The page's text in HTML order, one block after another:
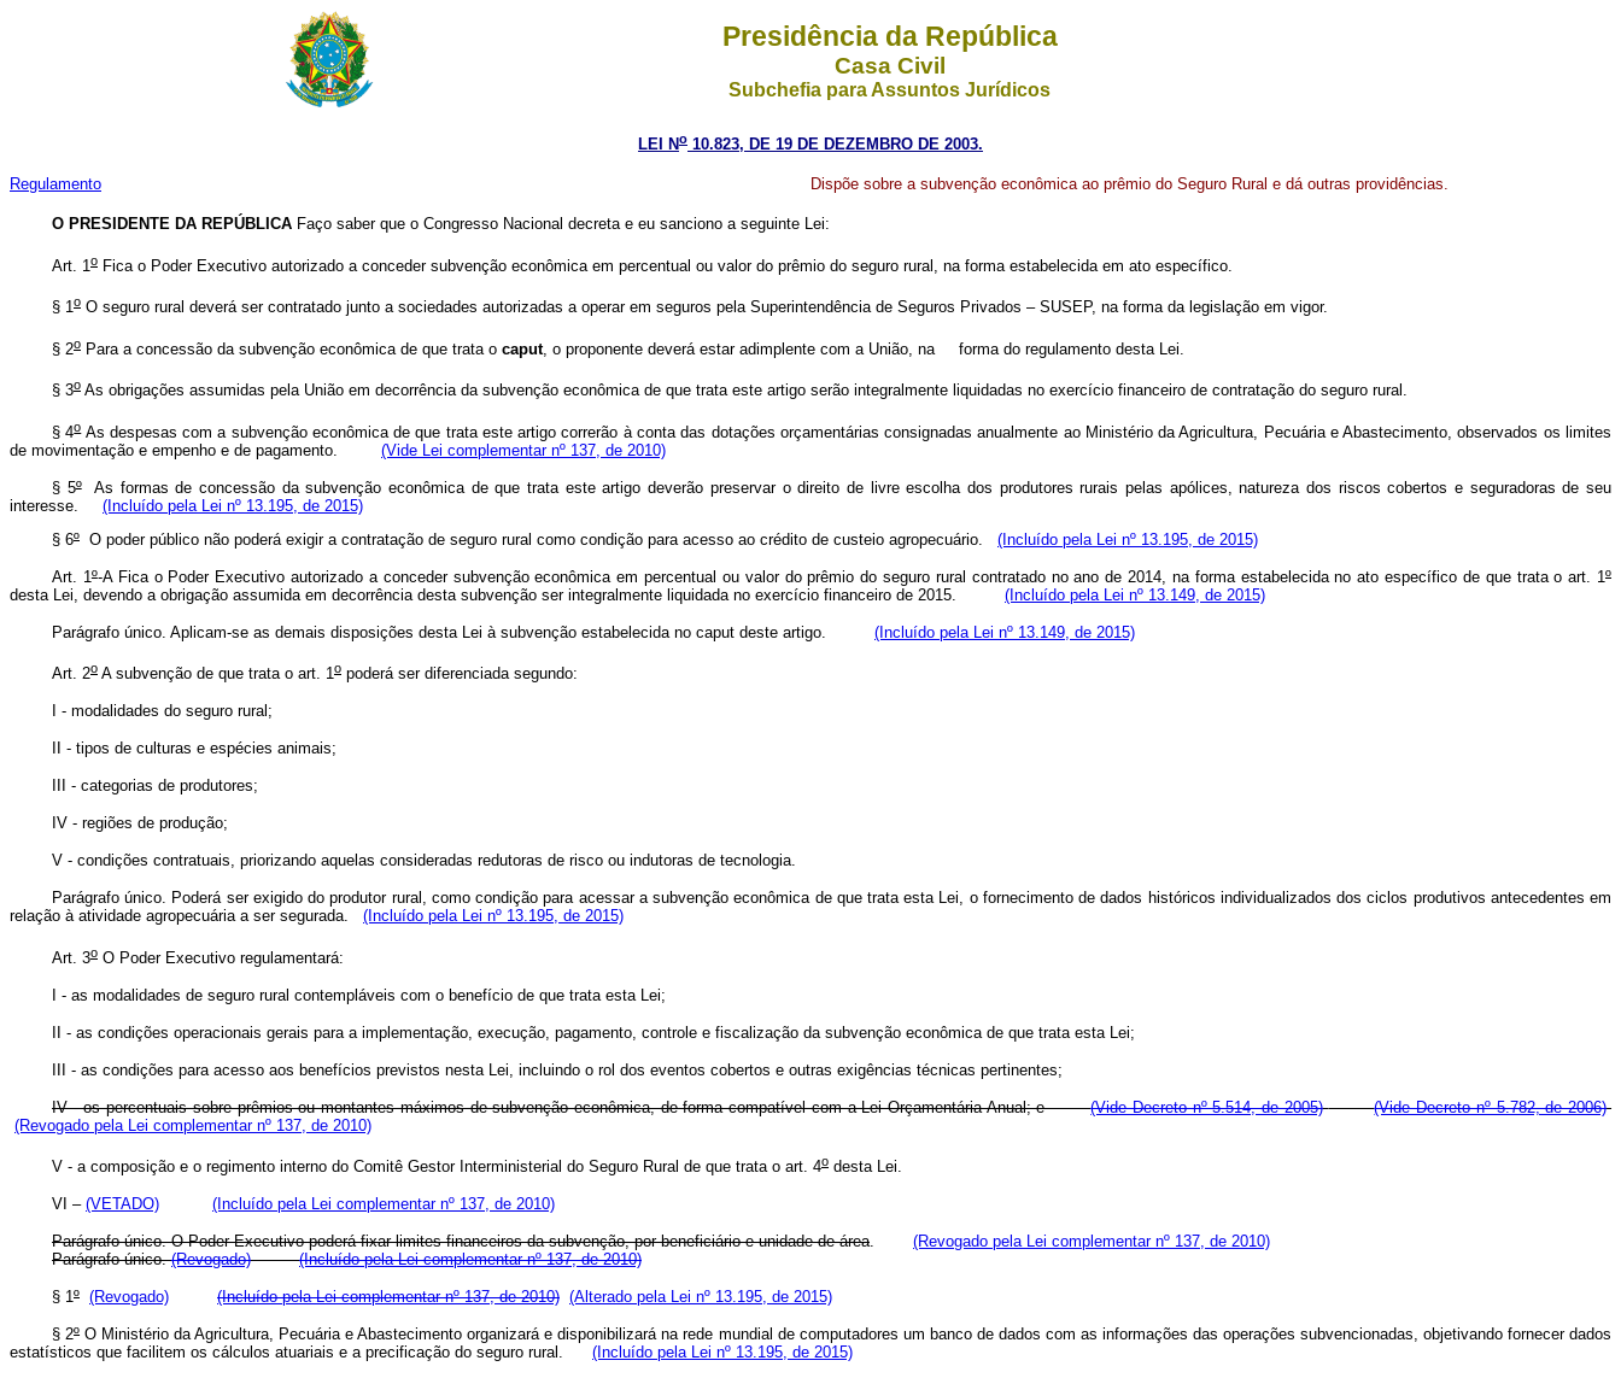
Presidência da República
Casa Civil
Subchefia para Assuntos Jurídicos
LEI No 10.823, DE 19 DE DEZEMBRO DE 2003.
Regulamento Dispõe sobre a subvenção econômica ao prêmio do Seguro Rural e dá outras providências.
O PRESIDENTE DA REPÚBLICA Faço saber que o Congresso Nacional decreta e eu sanciono a seguinte Lei:
Art. 1 o Fica o Poder Executivo autorizado a conceder subvenção econômica em percentual ou valor do prêmio do seguro rural, na forma estabelecida em ato específico.
§ 1o O seguro rural deverá ser contratado junto a sociedades autorizadas a operar em seguros pela Superintendência de Seguros Privados – SUSEP, na forma da legislação em vigor.
§ 2o Para a concessão da subvenção econômica de que trata o caput, o proponente deverá estar adimplente com a União, na forma do regulamento desta Lei.
§ 3o As obrigações assumidas pela União em decorrência da subvenção econômica de que trata este artigo serão integralmente liquidadas no exercício financeiro de contratação do seguro rural.
§ 4oAs despesas com a subvenção econômica de que trata este artigo correrão à conta das dotações orçamentárias consignadas anualmente ao Ministério da Agricultura, Pecuária e Abastecimento, observados os limites
de movimentação e empenho e de pagamento. (Vide Lei complementar nº 137, de 2010)
§ 5º
As formas de concessão da subvenção econômica de que trata este artigo deverão preservar o direito de livre escolha dos produtores rurais pelas apólices, natureza dos riscos cobertos e seguradoras de seu
interesse.
(Incluído pela Lei nº 13.195, de 2015)
§ 6º O poder público não poderá exigir a contratação de seguro rural como condição para acesso ao crédito de custeio agropecuário. (Incluído pela Lei nº 13.195, de 2015)
Art. 1º-A Fica o Poder Executivo autorizado a conceder subvenção econômica em percentual ou valor do prêmio do seguro rural contratado no ano de 2014, na forma estabelecida no ato específico de que trata o art. 1º
desta Lei, devendo a obrigação assumida em decorrência desta subvenção ser integralmente liquidada no exercício financeiro de 2015. (Incluído pela Lei nº 13.149, de 2015)
Parágrafo único. Aplicam-se as demais disposições desta Lei à subvenção estabelecida no caput deste artigo. (Incluído pela Lei nº 13.149, de 2015)
Art. 2o A subvenção de que trata o art. 1o poderá ser diferenciada segundo:
I - modalidades do seguro rural;
II - tipos de culturas e espécies animais;
III - categorias de produtores;
IV - regiões de produção;
V - condições contratuais, priorizando aquelas consideradas redutoras de risco ou indutoras de tecnologia.
Parágrafo único. Poderá ser exigido do produtor rural, como condição para acessar a subvenção econômica de que trata esta Lei, o fornecimento de dados históricos individualizados dos ciclos produtivos antecedentes em
relação à atividade agropecuária a ser segurada.
(Incluído pela Lei nº 13.195, de 2015)
Art. 3o O Poder Executivo regulamentará:
I - as modalidades de seguro rural contempláveis com o benefício de que trata esta Lei;
II - as condições operacionais gerais para a implementação, execução, pagamento, controle e fiscalização da subvenção econômica de que trata esta Lei;
III - as condições para acesso aos benefícios previstos nesta Lei, incluindo o rol dos eventos cobertos e outras exigências técnicas pertinentes;
IV - os percentuais sobre prêmios ou montantes máximos de subvenção econômica, de forma compatível com a Lei Orçamentária Anual; e(Vide Decreto nº 5.514, de 2005)
(Vide Decreto nº 5.782, de 2006)
(Revogado pela Lei complementar nº 137, de 2010)
V - a composição e o regimento interno do Comitê Gestor Interministerial do Seguro Rural de que trata o art. 4o desta Lei.
VI – (VETADO) (Incluído pela Lei complementar nº 137, de 2010)
Parágrafo único. O Poder Executivo poderá fixar limites financeiros da subvenção, por beneficiário e unidade de área
(Revogado pela Lei complementar nº 137, de 2010)
Parágrafo único.(Revogado) (Incluído pela Lei complementar nº 137, de 2010)
§ 1 º (Revogado) (Incluído pela Lei complementar nº 137, de 2010) (Alterado pela Lei nº 13.195, de 2015)
§ 2º O Ministério da Agricultura, Pecuária e Abastecimento organizará e disponibilizará na rede mundial de computadores um banco de dados com as informações das operações subvencionadas, objetivando fornecer dados
estatísticos que facilitem os cálculos atuariais e a precificação do seguro rural.
(Incluído pela Lei nº 13.195, de 2015)